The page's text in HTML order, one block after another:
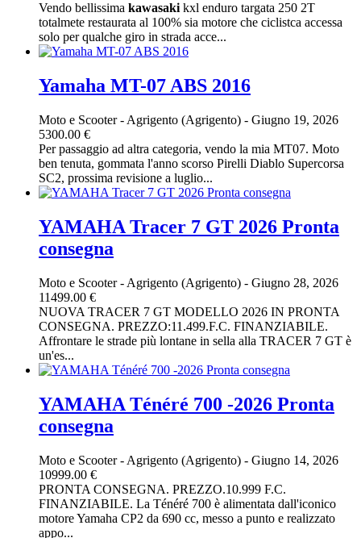
Vendo bellissima kawasaki kxl enduro targata 250 2T
totalmete restaurata al 100% sia motore che ciclistca accessa
solo per qualche giro in strada acce...
Yamaha MT-07 ABS 2016
Moto e Scooter- Agrigento (Agrigento) - Giugno 19, 2026
5300.00 €
Per passaggio ad altra categoria, vendo la mia MT07. Moto
ben tenuta, gommata l'anno scorso Pirelli Diablo Supercorsa
SC2, prossima revisione a luglio...
YAMAHA Tracer 7 GT 2026 Pronta
consegna
Moto e Scooter- Agrigento (Agrigento) - Giugno 28, 2026
11499.00 €
NUOVA TRACER 7 GT MODELLO 2026 IN PRONTA
CONSEGNA. PREZZO:11.499.F.C. FINANZIABILE.
Affrontare le strade più lontane in sella alla TRACER 7 GT è
un'es...
YAMAHA Ténéré 700 -2026 Pronta
consegna
Moto e Scooter- Agrigento (Agrigento) - Giugno 14, 2026
10999.00 €
PRONTA CONSEGNA. PREZZO.10.999 F.C.
FINANZIABILE. La Ténéré 700 è alimentata dall'iconico
motore Yamaha CP2 da 690 cc, messo a punto e realizzato
appo...